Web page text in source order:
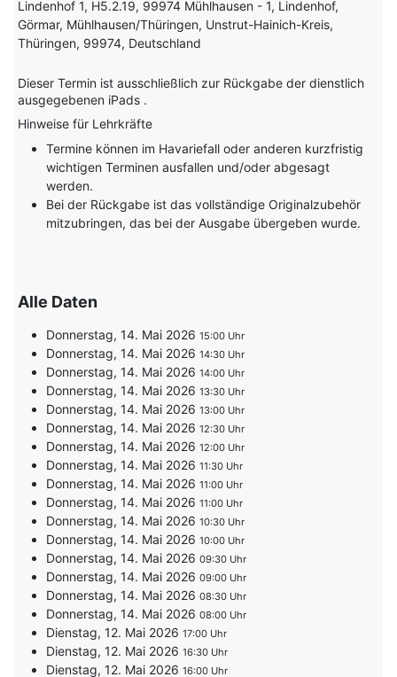
Lindenhof 1, H5.2.19, 99974 Mühlhausen - 1, Lindenhof,
Görmar, Mühlhausen/Thüringen, Unstrut-Hainich-Kreis,
Thüringen, 99974, Deutschland
Dieser Termin ist ausschließlich zur Rückgabe der dienstlich
ausgegebenen iPads .
Hinweise für Lehrkräfte
Termine können im Havariefall oder anderen kurzfristig
wichtigen Terminen ausfallen und/oder abgesagt
werden.
Bei der Rückgabe ist das vollständige Originalzubehör
mitzubringen, das bei der Ausgabe übergeben wurde.
Alle Daten
Donnerstag, 14. Mai 202615:00
Donnerstag, 14. Mai 202614:30
Donnerstag, 14. Mai 202614:00
Donnerstag, 14. Mai 202613:30
Donnerstag, 14. Mai 202613:00
Donnerstag, 14. Mai 202612:30
Donnerstag, 14. Mai 202612:00
Donnerstag, 14. Mai 202611:30
Donnerstag, 14. Mai 202611:00
Donnerstag, 14. Mai 202611:00
Donnerstag, 14. Mai 202610:30
Donnerstag, 14. Mai 202610:00
Donnerstag, 14. Mai 202609:30
Donnerstag, 14. Mai 202609:00
Donnerstag, 14. Mai 202608:30
Donnerstag, 14. Mai 202608:00
Dienstag, 12. Mai 202617:00
Dienstag, 12. Mai 202616:30
Dienstag, 12. Mai 202616:00